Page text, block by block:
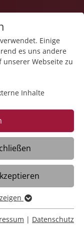
Winkler
Anhöhe
Bodensee
Einige
es uns andere
Webseite zu
Inhalte
Funktionen
| Datenschutz